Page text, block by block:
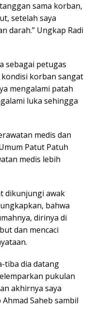
sama korban,
setelah saya
darah.” Ungkap Radi
sebagai petugas
korban sangat
mengalami patah
luka sehingga
medis dan
Patut Patuh
medis lebih
dikunjungi awak
bahwa
dirinya di
dan mencaci
tiba dia datang
pukulan
akhirnya saya
Saheb sambil